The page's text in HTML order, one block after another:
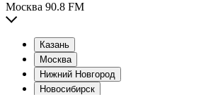
Москва 90.8 FM
Казань
Москва
Нижний Новгород
Новосибирск